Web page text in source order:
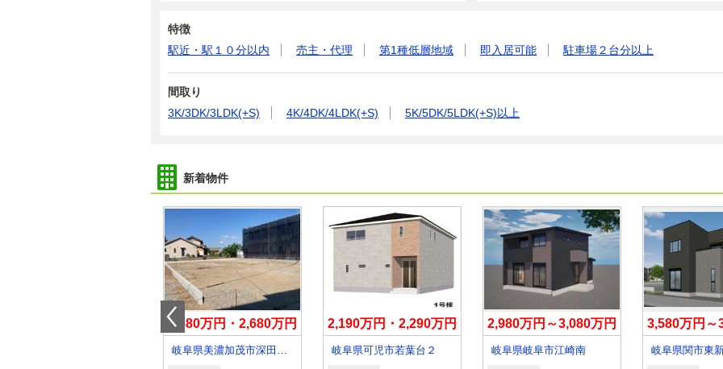
特徴
駅近・駅１０分以内
売主・代理 第1種低層地域 即入居可能 駐車場２台分以上
間取り
3K/3DK/3LDK(+S)
4K/4DK/4LDK(+S) 5K/5DK/5LDK(+S)以上
新着物件
2,580万円・2,680万円
岐阜県美濃加茂市深田町２
2,190万円・2,290万円
岐阜県可児市若葉台２
2,980万円～3,080万円
岐阜県岐阜市江崎南
3,580万円～
岐阜県関市東